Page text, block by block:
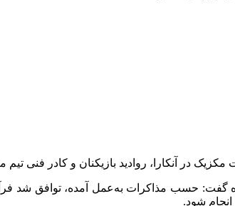
روادید بازیکنان و کادر فنی تیم ملی
گفت: حسب مذاکرات به‌عمل آمده، توافق
شود.